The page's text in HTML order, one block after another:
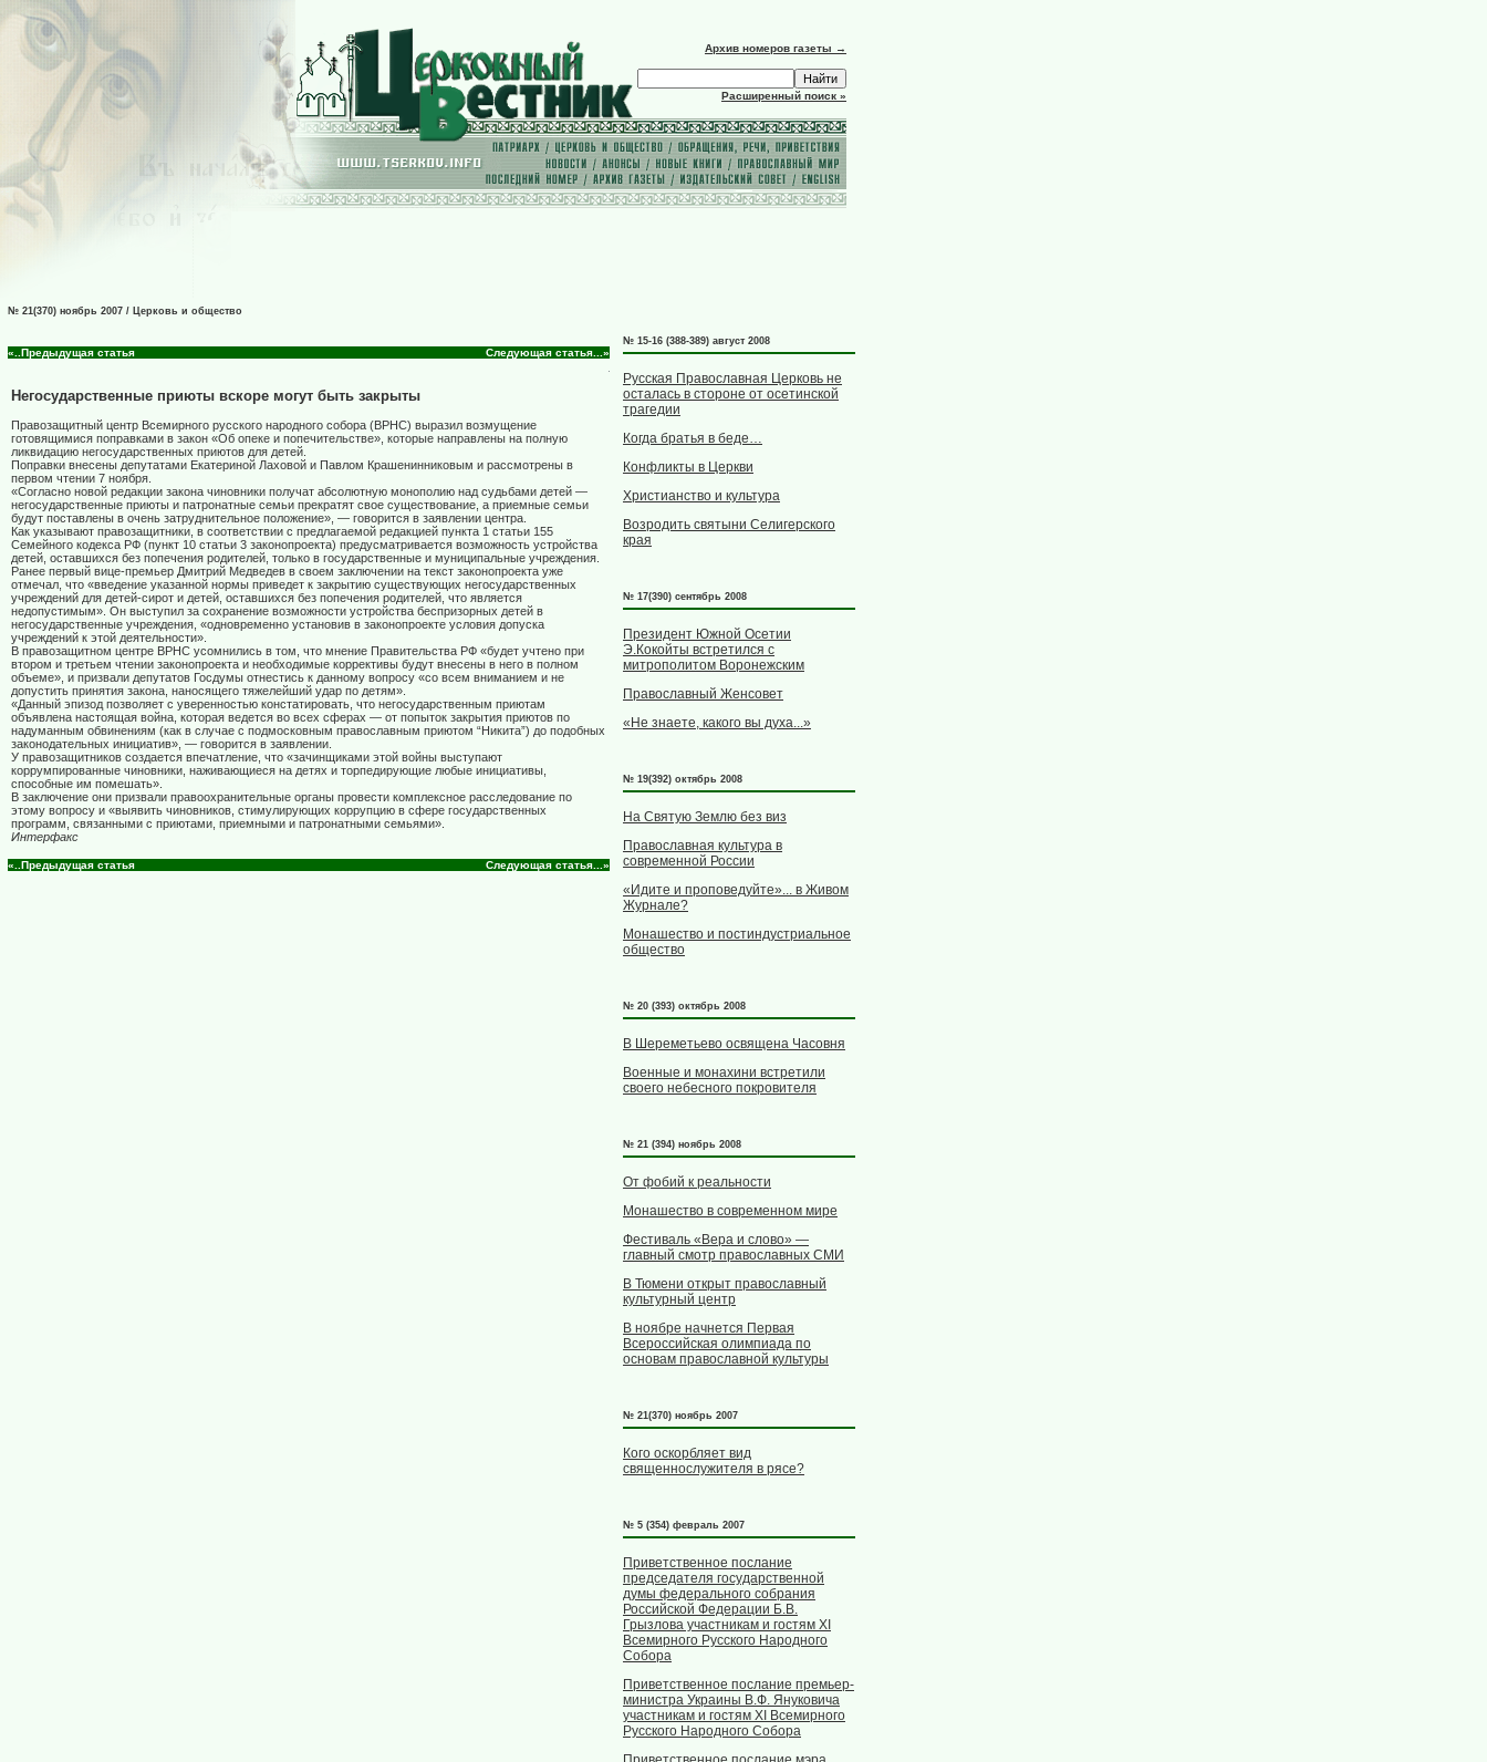
Архив номеров газеты →
Расширенный поиск »
№ 21(370) ноябрь 2007 / Церковь и общество
«..Предыдущая статья Следующая статья...»
Негосударственные приюты вскоре могут быть закрыты
Правозащитный центр Всемирного русского народного собора (ВРНС) выразил возмущение
готовящимися поправками в закон «Об опеке и попечительстве», которые направлены на полную
ликвидацию негосударственных приютов для детей.
Поправки внесены депутатами Екатериной Лаховой и Павлом Крашенинниковым и рассмотрены в
первом чтении 7 ноября.
«Согласно новой редакции закона чиновники получат абсолютную монополию над судьбами детей —
негосударственные приюты и патронатные семьи прекратят свое существование, а приемные семьи
будут поставлены в очень затруднительное положение», — говорится в заявлении центра.
Как указывают правозащитники, в соответствии с предлагаемой редакцией пункта 1 статьи 155
Семейного кодекса РФ (пункт 10 статьи 3 законопроекта) предусматривается возможность устройства
детей, оставшихся без попечения родителей, только в государственные и муниципальные учреждения.
Ранее первый вице-премьер Дмитрий Медведев в своем заключении на текст законопроекта уже
отмечал, что «введение указанной нормы приведет к закрытию существующих негосударственных
учреждений для детей-сирот и детей, оставшихся без попечения родителей, что является
недопустимым». Он выступил за сохранение возможности устройства беспризорных детей в
негосударственные учреждения, «одновременно установив в законопроекте условия допуска
учреждений к этой деятельности».
В правозащитном центре ВРНС усомнились в том, что мнение Правительства РФ «будет учтено при
втором и третьем чтении законопроекта и необходимые коррективы будут внесены в него в полном
объеме», и призвали депутатов Госдумы отнестись к данному вопросу «со всем вниманием и не
допустить принятия закона, наносящего тяжелейший удар по детям».
«Данный эпизод позволяет с уверенностью констатировать, что негосударственным приютам
объявлена настоящая война, которая ведется во всех сферах — от попыток закрытия приютов по
надуманным обвинениям (как в случае с подмосковным православным приютом “Никита”) до подобных
законодательных инициатив», — говорится в заявлении.
У правозащитников создается впечатление, что «зачинщиками этой войны выступают
коррумпированные чиновники, наживающиеся на детях и торпедирующие любые инициативы,
способные им помешать».
В заключение они призвали правоохранительные органы провести комплексное расследование по
этому вопросу и «выявить чиновников, стимулирующих коррупцию в сфере государственных
программ, связанными с приютами, приемными и патронатными семьями».
Интерфакс
«..Предыдущая статья Следующая статья...»
№ 15-16 (388-389) август 2008
Русская Православная Церковь не
осталась в стороне от осетинской
трагедии
Когда братья в беде…
Конфликты в Церкви
Христианство и культура
Возродить святыни Селигерского
края
№ 17(390) сентябрь 2008
Президент Южной Осетии
Э.Кокойты встретился с
митрополитом Воронежским
Православный Женсовет
«Не знаете, какого вы духа...»
№ 19(392) октябрь 2008
На Святую Землю без виз
Православная культура в
современной России
«Идите и проповедуйте»... в Живом
Журнале?
Монашество и постиндустриальное
общество
№ 20 (393) октябрь 2008
В Шереметьево освящена Часовня
Военные и монахини встретили
своего небесного покровителя
№ 21 (394) ноябрь 2008
От фобий к реальности
Монашество в современном мире
Фестиваль «Вера и слово» —
главный смотр православных СМИ
В Тюмени открыт православный
культурный центр
В ноябре начнется Первая
Всероссийская олимпиада по
основам православной культуры
№ 21(370) ноябрь 2007
Кого оскорбляет вид
священнослужителя в рясе?
№ 5 (354) февраль 2007
Приветственное послание
председателя государственной
думы федерального собрания
Российской Федерации Б.В.
Грызлова участникам и гостям XI
Всемирного Русского Народного
Собора
Приветственное послание премьер-
министра Украины В.Ф. Януковича
участникам и гостям XI Всемирного
Русского Народного Собора